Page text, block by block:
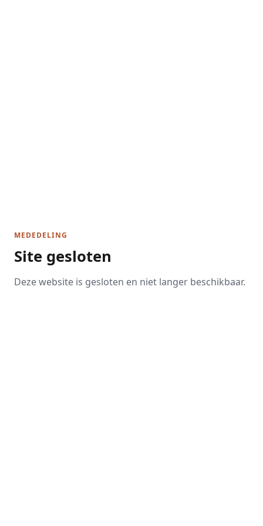
MEDEDELING
Site gesloten
Deze website is gesloten en niet langer beschikbaar.